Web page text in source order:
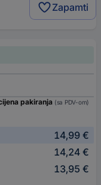
Zapamti
pakiranja (sa PDV-om)
14,99 €
14,24 €
13,95 €